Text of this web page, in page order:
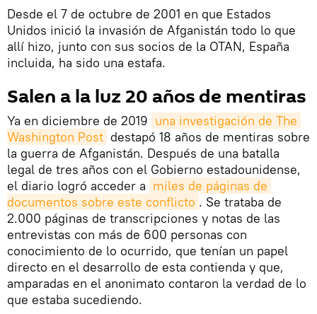
Desde el 7 de octubre de 2001 en que Estados
Unidos inició la invasión de Afganistán todo lo que
allí hizo, junto con sus socios de la OTAN, España
incluida, ha sido una estafa.
Salen a la luz 20 años de mentiras
Ya en diciembre de 2019 una investigación de The
Washington Post destapó 18 años de mentiras sobre
la guerra de Afganistán. Después de una batalla
legal de tres años con el Gobierno estadounidense,
el diario logró acceder a miles de páginas de
documentos sobre este conflicto . Se trataba de
2.000 páginas de transcripciones y notas de las
entrevistas con más de 600 personas con
conocimiento de lo ocurrido, que tenían un papel
directo en el desarrollo de esta contienda y que,
amparadas en el anonimato contaron la verdad de lo
que estaba sucediendo.